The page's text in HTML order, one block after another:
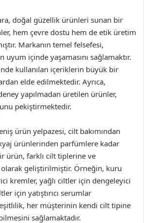
doğal güzellik ürünleri sunan bir
hem çevre dostu hem de etik üretim
Markanın temel felsefesi,
uyum içinde yaşamasını sağlamaktır.
kullanılan içeriklerin büyük bir
elde edilmektedir. Ayrıca,
yapılmadan üretilen ürünler,
pekiştirmektedir.
ürün yelpazesi, cilt bakımından
ürünlerinden parfümlere kadar
ürün, farklı cilt tiplerine ve
geliştirilmiştir. Örneğin, kuru
kremler, yağlı ciltler için dengeleyici
için yatıştırıcı serumlar
her müşterinin kendi cilt tipine
sağlamaktadır.